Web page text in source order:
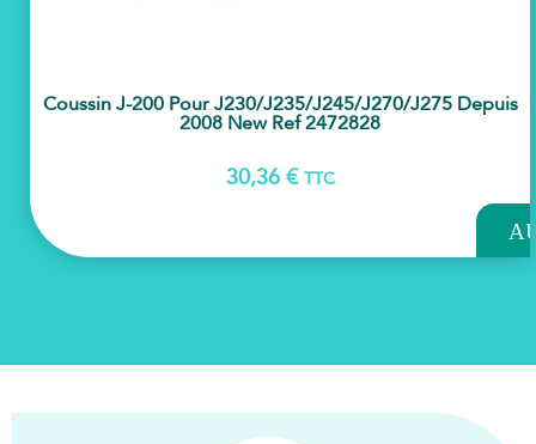
Coussin J-200 Pour J230/j235/j245/j270/j275 Depuis
2008 New Ref 2472828
30,36 € TTC